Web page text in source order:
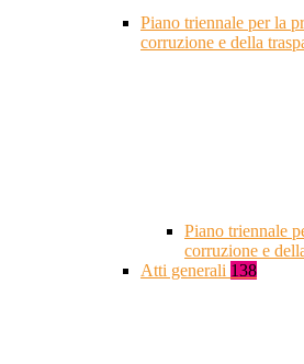
Piano triennale per la
corruzione e della
Piano triennale
corruzione e
Atti generali 138